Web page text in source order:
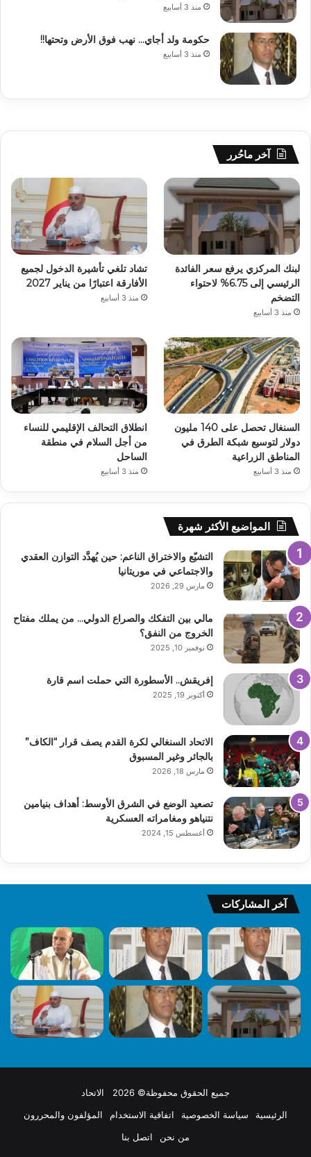
منذ 3 أسابيع
حكومة ولد أجاي… نهب فوق الأرض وتحتها!!
منذ 3 أسابيع
آخر ماحُرر
لبنك المركزي يرفع سعر الفائدة
الرئيسي إلى 6.75% لاحتواء
التضخم
منذ 3 أسابيع
تشاد تلغي تأشيرة الدخول لجميع
الأفارقة اعتبارًا من يناير 2027
منذ 3 أسابيع
السنغال تحصل على 140 مليون
دولار لتوسيع شبكة الطرق في
المناطق الزراعية
منذ 3 أسابيع
انطلاق التحالف الإقليمي للنساء
من أجل السلام في منطقة
الساحل
منذ 3 أسابيع
المواضيع الأكثر شهرة
التشيّع والاختراق الناعم: حين يُهدَّد التوازن العقدي
والاجتماعي في موريتانيا
مارس 29, 2026
مالي بين التفكك والصراع الدولي… من يملك مفتاح
الخروج من النفق؟
نوفمبر 10, 2025
إفريقش.. الأسطورة التي حملت اسم قارة
أكتوبر 19, 2025
الاتحاد السنغالي لكرة القدم يصف قرار “الكاف”
بالجائر وغير المسبوق
مارس 18, 2026
تصعيد الوضع في الشرق الأوسط: أهداف بنيامين
نتنياهو ومغامراته العسكرية
أغسطس 15, 2024
آخر المشاركات
جميع الحقوق محفوظة© 2026 الاتحاد
الرئيسية
سياسة الخصوصية اتفاقية الاستخدام
المؤلفون والمحررون
من نحن
اتصل بنا